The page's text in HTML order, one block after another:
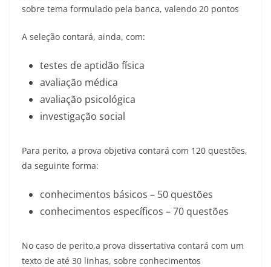
sobre tema formulado pela banca, valendo 20 pontos
A seleção contará, ainda, com:
testes de aptidão física
avaliação médica
avaliação psicológica
investigação social
Para perito, a prova objetiva contará com 120 questões,
da seguinte forma:
conhecimentos básicos – 50 questões
conhecimentos específicos – 70 questões
No caso de perito,a prova dissertativa contará com um
texto de até 30 linhas, sobre conhecimentos